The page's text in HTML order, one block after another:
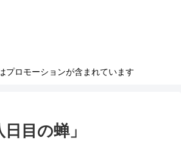
プロモーションが含まれています
目の蝉」